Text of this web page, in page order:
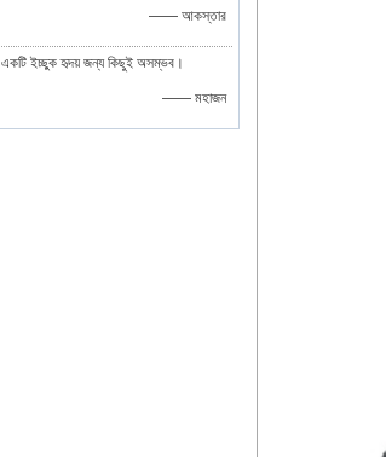
—— আকস্তার
একটি ইচ্ছুক হৃদয় জন্য কিছুই অসম্ভব।
—— মহাজন